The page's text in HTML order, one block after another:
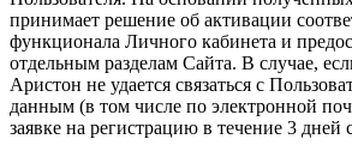
принимает решение об активации
функционала Личного кабинета и
отдельным разделам Сайта. В случае,
Аристон не удается связаться с
данным (в том числе по электронной
заявке на регистрацию в течение 3 дней